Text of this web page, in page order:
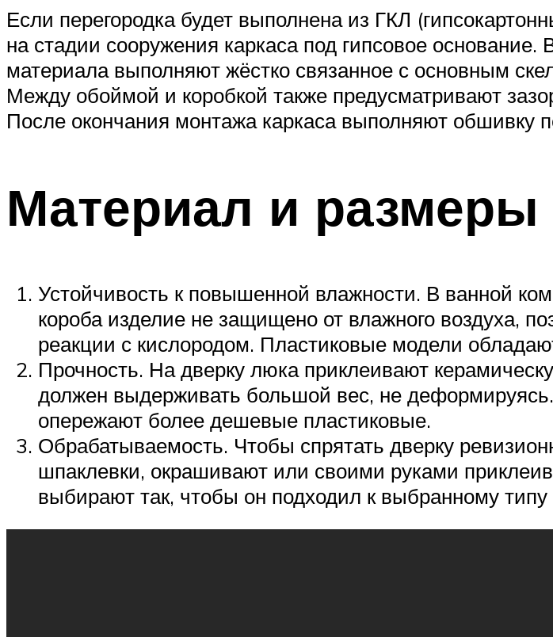
Если перегородка будет выполнена из ГКЛ
на стадии сооружения каркаса под гипсовое основание.
материала выполняют жёстко связанное с основным
Между обоймой и коробкой также предусматривают
После окончания монтажа каркаса выполняют обшивку
Материал и размеры
Устойчивость к повышенной влажности. В ванной
короба изделие не защищено от влажного воздуха,
реакции с кислородом. Пластиковые модели
Прочность. На дверку люка приклеивают
должен выдерживать большой вес, не
опережают более дешевые пластиковые.
Обрабатываемость. Чтобы спрятать дверку
шпаклевки, окрашивают или своими руками
выбирают так, чтобы он подходил к выбранному типу